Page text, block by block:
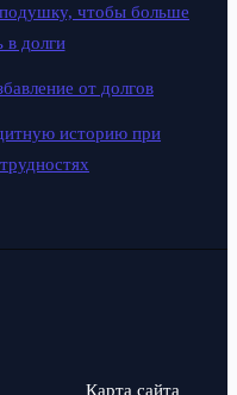
чтобы больше
в долги
от долгов
историю при
Карта сайта